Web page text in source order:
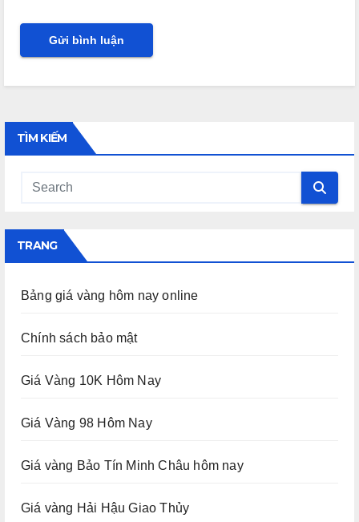
TÌM KIẾM
TRANG
Bảng giá vàng hôm nay online
Chính sách bảo mật
Giá Vàng 10K Hôm Nay
Giá Vàng 98 Hôm Nay
Giá vàng Bảo Tín Minh Châu hôm nay
Giá vàng Hải Hậu Giao Thủy